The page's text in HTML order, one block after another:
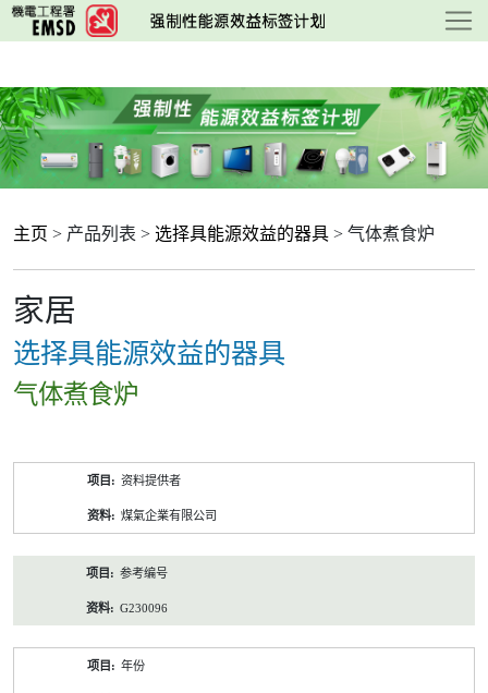
跳
至
要
内
容
主页 > 产品列表 > 选择具能源效益的器具 > 气体煮食炉
家居
选择具能源效益的器具
气体煮食炉
资料提供者
煤氣企業有限公司
参考编号
G230096
年份